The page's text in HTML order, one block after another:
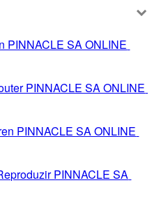
PINNACLE SA ONLINE
PINNACLE SA ONLINE
PINNACLE SA ONLINE
PINNACLE SA